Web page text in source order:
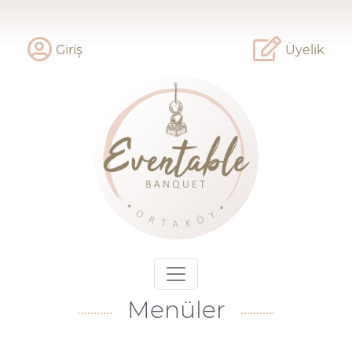
Giriş Üyelik
Menüler